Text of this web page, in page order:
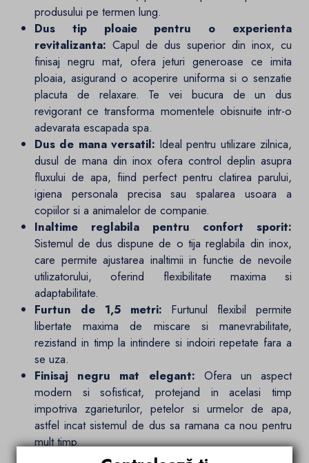
produsului pe termen lung.
Dus tip ploaie pentru o experienta
revitalizanta: Capul de dus superior din inox, cu
finisaj negru mat, ofera jeturi generoase ce imita
ploaia, asigurand o acoperire uniforma si o senzatie
placuta de relaxare. Te vei bucura de un dus
revigorant ce transforma momentele obisnuite intr-o
adevarata escapada spa.
Dus de mana versatil: Ideal pentru utilizare zilnica,
dusul de mana din inox ofera control deplin asupra
fluxului de apa, fiind perfect pentru clatirea parului,
igiena personala precisa sau spalarea usoara a
copiilor si a animalelor de companie.
Inaltime reglabila pentru confort sporit:
Sistemul de dus dispune de o tija reglabila din inox,
care permite ajustarea inaltimii in functie de nevoile
utilizatorului, oferind flexibilitate maxima si
adaptabilitate.
Furtun de 1,5 metri: Furtunul flexibil permite
libertate maxima de miscare si manevrabilitate,
rezistand in timp la intindere si indoiri repetate fara a
se uza.
Finisaj negru mat elegant: Ofera un aspect
modern si sofisticat, protejand in acelasi timp
impotriva zgarieturilor, petelor si urmelor de apa,
astfel incat sistemul de dus sa ramana ca nou pentru
mult timp.
Sistemul de dus Optima impresioneaza prin